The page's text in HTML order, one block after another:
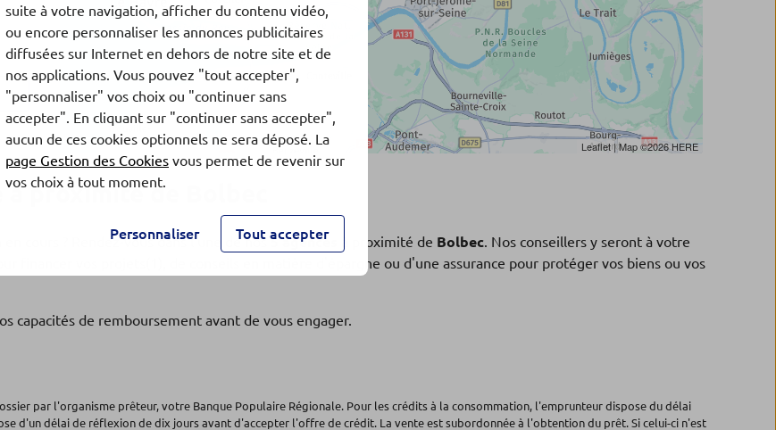
Leaflet| Map ©2026HERE
proximité de Bolbec
cours ? Rendez-vous dans l'une de nos5 agences à proximité de Bolbec. Nos conseillers y seront à votre
financer vos projets(1), de conseils en matière d'épargne ou d'une assurance pour protéger vos biens ou vos
capacités de remboursement avant de vous engager.
par l'organisme prêteur, votre Banque Populaire Régionale. Pour les crédits à la consommation, l'emprunteur dispose du délai
d'un délai de réflexion de dix jours avant d'accepter l'offre de crédit. La vente est subordonnée à l'obtention du prêt. Si celui-ci n'est
suite à votre navigation, afficher du contenu vidéo,
ou encore personnaliser les annonces publicitaires
diffusées sur Internet en dehors de notre site et de
nos applications. Vous pouvez "tout accepter",
"personnaliser" vos choix ou "continuer sans
accepter". En cliquant sur "continuer sans accepter",
aucun de ces cookies optionnels ne sera déposé. La
page Gestion des Cookies vous permet de revenir sur
vos choix à tout moment.
Personnaliser Tout accepter